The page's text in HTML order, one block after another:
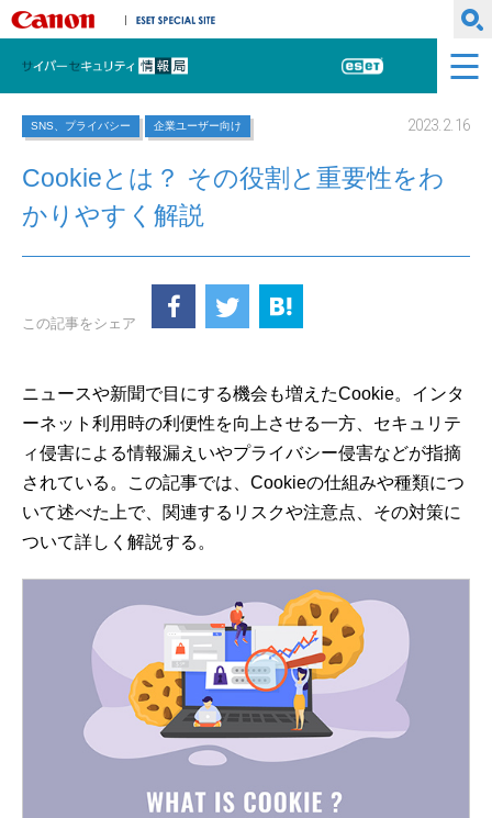
キヤノンマーケティングジャパン株式会社
サイバーセキュリティ情報局
ESET
SNS、プライバシー 企業ユーザー向け 2023.2.16
Cookieとは？ その役割と重要性をわ
かりやすく解説
この記事をシェア
ニュースや新聞で目にする機会も増えたCookie。インタ
ーネット利用時の利便性を向上させる一方、セキュリテ
ィ侵害による情報漏えいやプライバシー侵害などが指摘
されている。この記事では、Cookieの仕組みや種類につ
いて述べた上で、関連するリスクや注意点、その対策に
ついて詳しく解説する。